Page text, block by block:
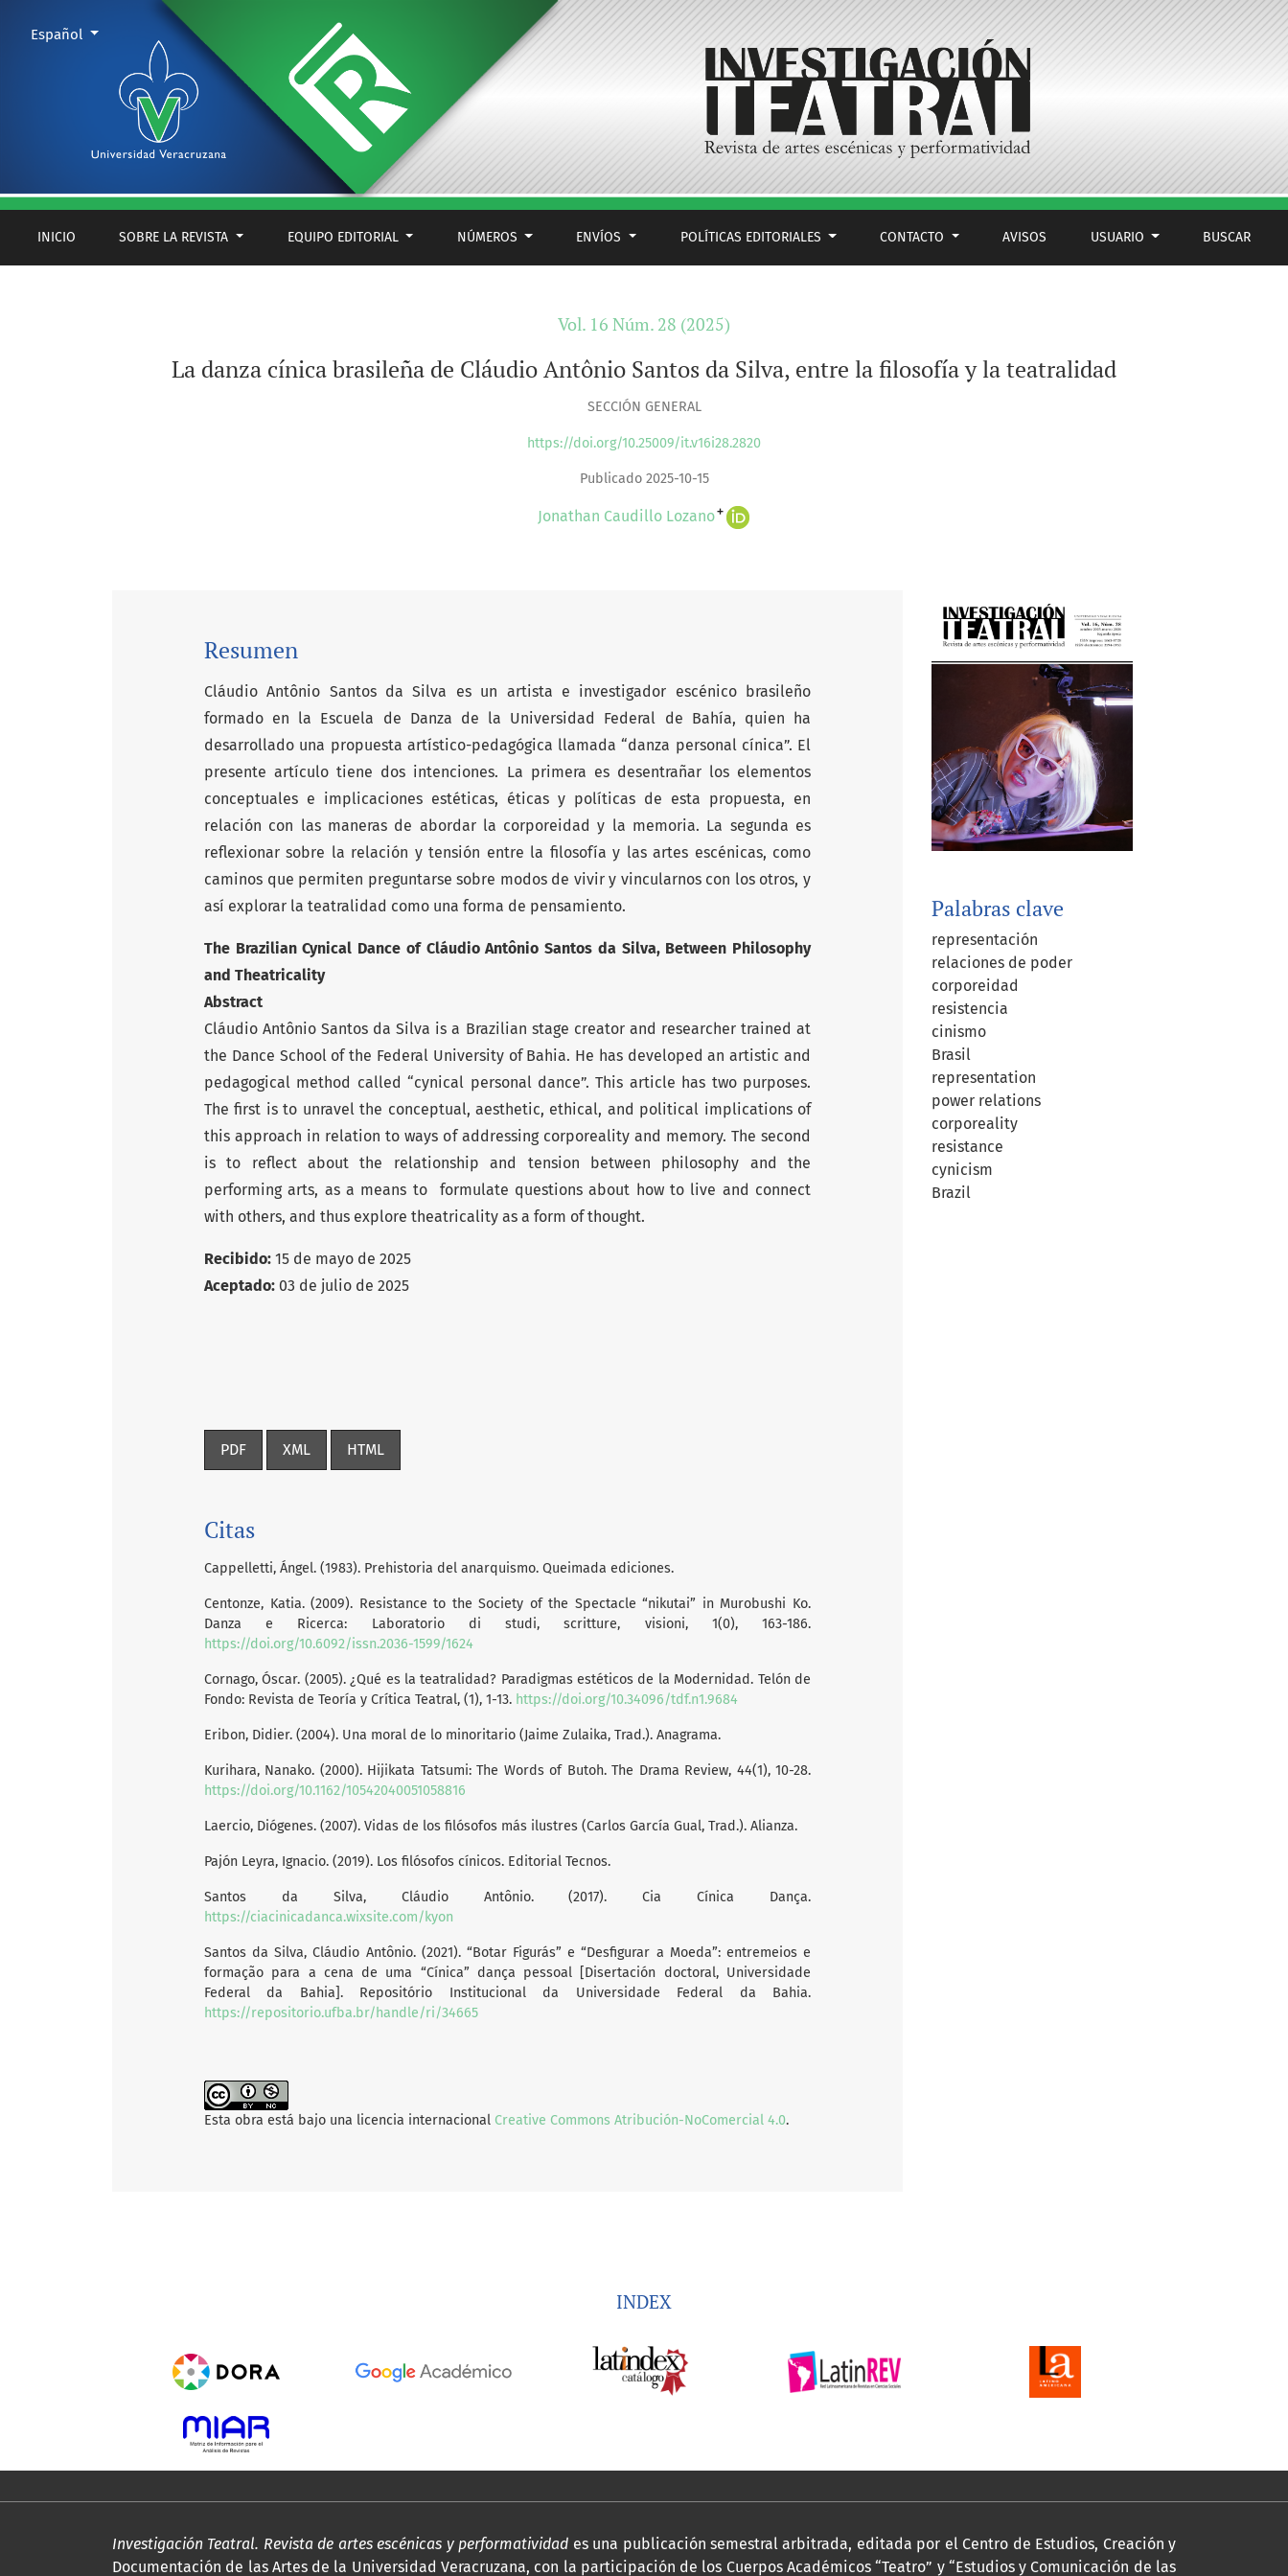
La danza cínica brasileña de Cláudio Antônio Santos da Silva, entre la filosofía y la teatralidad
INICIO SOBRE LA REVISTA EQUIPO EDITORIAL NÚMEROS ENVÍOS POLÍTICAS EDITORIALES CONTACTO AVISOS USUARIO BUSCAR
Cambiar el idioma. El actual es:
Español
Vol. 16 Núm. 28 (2025)
La danza cínica brasileña de Cláudio Antônio Santos da Silva, entre la filosofía y la teatralidad
SECCIÓN GENERAL
https://doi.org/10.25009/it.v16i28.2820
Publicado 2025-10-15
Jonathan Caudillo Lozano+
Palabras clave
representación
relaciones de poder
corporeidad
resistencia
cinismo
Brasil
representation
power relations
corporeality
resistance
cynicism
Brazil
Resumen
Cláudio Antônio Santos da Silva es un artista e investigador escénico brasileño
formado en la Escuela de Danza de la Universidad Federal de Bahía, quien ha
desarrollado una propuesta artístico-pedagógica llamada “danza personal cínica”. El
presente artículo tiene dos intenciones. La primera es desentrañar los elementos
conceptuales e implicaciones estéticas, éticas y políticas de esta propuesta, en
relación con las maneras de abordar la corporeidad y la memoria. La segunda es
reflexionar sobre la relación y tensión entre la filosofía y las artes escénicas, como
caminos que permiten preguntarse sobre modos de vivir y vincularnos con los otros, y
así explorar la teatralidad como una forma de pensamiento.
The Brazilian Cynical Dance of Cláudio Antônio Santos da Silva, Between Philosophy
and Theatricality
Abstract
Cláudio Antônio Santos da Silva is a Brazilian stage creator and researcher trained at
the Dance School of the Federal University of Bahia. He has developed an artistic and
pedagogical method called “cynical personal dance”. This article has two purposes.
The first is to unravel the conceptual, aesthetic, ethical, and political implications of
this approach in relation to ways of addressing corporeality and memory. The second
is to reflect about the relationship and tension between philosophy and the
performing arts, as a means to formulate questions about how to live and connect
with others, and thus explore theatricality as a form of thought.
Recibido: 15 de mayo de 2025
Aceptado: 03 de julio de 2025
PDF XML HTML
Citas
Cappelletti, Ángel. (1983). Prehistoria del anarquismo. Queimada ediciones.
Centonze, Katia. (2009). Resistance to the Society of the Spectacle “nikutai” in Murobushi Ko.
Danza e Ricerca: Laboratorio di studi, scritture, visioni, 1(0), 163-186.
https://doi.org/10.6092/issn.2036-1599/1624
Cornago, Óscar. (2005). ¿Qué es la teatralidad? Paradigmas estéticos de la Modernidad. Telón de
Fondo: Revista de Teoría y Crítica Teatral, (1), 1-13. https://doi.org/10.34096/tdf.n1.9684
Eribon, Didier. (2004). Una moral de lo minoritario (Jaime Zulaika, Trad.). Anagrama.
Kurihara, Nanako. (2000). Hijikata Tatsumi: The Words of Butoh. The Drama Review, 44(1), 10-28.
https://doi.org/10.1162/10542040051058816
Laercio, Diógenes. (2007). Vidas de los filósofos más ilustres (Carlos García Gual, Trad.). Alianza.
Pajón Leyra, Ignacio. (2019). Los filósofos cínicos. Editorial Tecnos.
Santos da Silva, Cláudio Antônio. (2017). Cia Cínica Dança.
https://ciacinicadanca.wixsite.com/kyon
Santos da Silva, Cláudio Antônio. (2021). “Botar Figurás” e “Desfigurar a Moeda”: entremeios e
formação para a cena de uma “Cínica” dança pessoal [Disertación doctoral, Universidade
Federal da Bahia]. Repositório Institucional da Universidade Federal da Bahia.
https://repositorio.ufba.br/handle/ri/34665
Esta obra está bajo una licencia internacional Creative Commons Atribución-NoComercial 4.0.
INDEX
Investigación Teatral. Revista de artes escénicas y performatividad es una publicación semestral arbitrada, editada por el Centro de Estudios, Creación y
Documentación de las Artes de la Universidad Veracruzana, con la participación de los Cuerpos Académicos “Teatro” y “Estudios y Comunicación de las